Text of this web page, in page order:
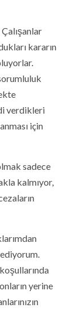
kararın
verdikleri
için
sadece
kalmıyor,
yerine